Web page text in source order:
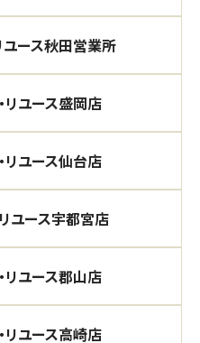
ユース秋田営業所
リユース盛岡店
リユース仙台店
ユース宇都宮店
リユース郡山店
リユース高崎店